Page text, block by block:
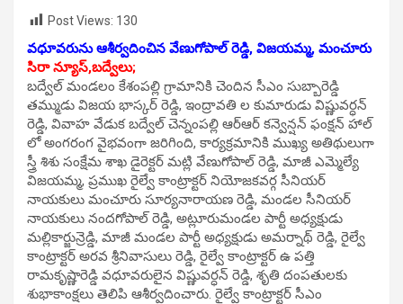
Post Views: 130
వధూవరును ఆశీర్వదించిన వేణుగోపాల్ రెడ్డి, విజయమ్మ, మంచూరు
సిరా న్యూస్,బద్వేలు;
బద్వేల్ మండలం కేశంపల్లి గ్రామానికి చెందిన సీఎం సుబ్బారెడ్డి
తమ్ముడు విజయ భాస్కర్ రెడ్డి, ఇంద్రావతి ల కుమారుడు విష్ణువర్ధన్
రెడ్డి, వివాహ వేడుక బద్వేల్ చెన్నంపల్లి ఆర్ఆర్ కన్వెన్షన్ ఫంక్షన్ హాల్
లో అంగరంగ వైభవంగా జరిగింది, కార్యక్రమానికి ముఖ్య అతిథులుగా
స్త్రీ శిశు సంక్షేమ శాఖ డైరెక్టర్ మట్లి వేణుగోపాల్ రెడ్డి, మాజీ ఎమ్మెల్యే
విజయమ్మ, ప్రముఖ రైల్వే కాంట్రాక్టర్ నియోజకవర్గ సీనియర్
నాయకులు మంచూరు సూర్యనారాయణ రెడ్డి, మండల సీనియర్
నాయకులు నందగోపాల్ రెడ్డి, అట్లూరుమండల పార్టీ అధ్యక్షుడు
మల్లికార్జున్రెడ్డి, మాజీ మండల పార్టీ అధ్యక్షుడు అమర్నాథ్ రెడ్డి, రైల్వే
కాంట్రాక్టర్ అరవ శ్రీనివాసులు రెడ్డి, రైల్వే కాంట్రాక్టర్ ఉ పత్తి
రామకృష్ణారెడ్డి వధూవరులైన విష్ణువర్ధన్ రెడ్డి, శృతి దంపతులకు
శుభాకాంక్షలు తెలిపి ఆశీర్వదించారు. రైల్వే కాంట్రాక్టర్ సీఎం